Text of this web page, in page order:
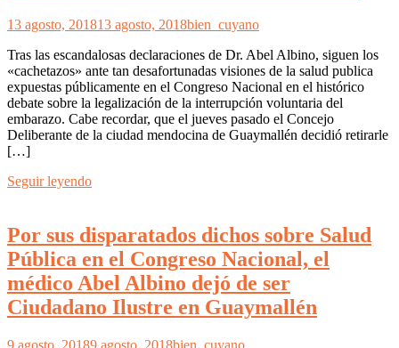
13 agosto, 201813 agosto, 2018bien_cuyano
Tras las escandalosas declaraciones de Dr. Abel Albino, siguen los
«cachetazos» ante tan desafortunadas visiones de la salud publica
expuestas públicamente en el Congreso Nacional en el histórico
debate sobre la legalización de la interrupción voluntaria del
embarazo. Cabe recordar, que el jueves pasado el Concejo
Deliberante de la ciudad mendocina de Guaymallén decidió retirarle
[…]
Seguir leyendo
Por sus disparatados dichos sobre Salud
Pública en el Congreso Nacional, el
médico Abel Albino dejó de ser
Ciudadano Ilustre en Guaymallén
9 agosto, 20189 agosto, 2018bien_cuyano